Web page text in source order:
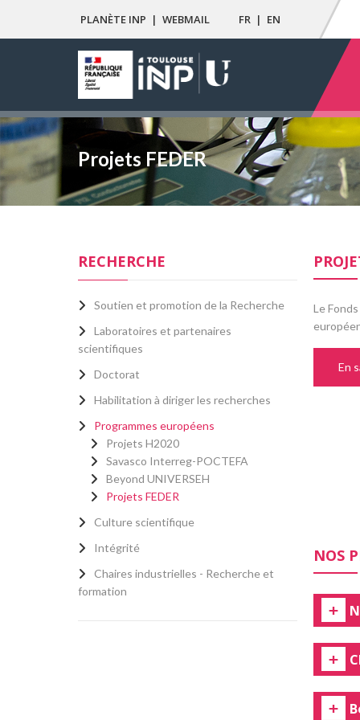
PLANÈTE INP | WEBMAIL FR | EN
Projets FEDER
Le
En
NOS
RECHERCHE
Soutien et promotion de la Recherche
Laboratoires et partenaires
scientifiques
Doctorat
Habilitation à diriger les recherches
Programmes européens
Projets H2020
Savasco Interreg-POCTEFA
Beyond UNIVERSEH
Projets FEDER
Culture scientifique
Intégrité
Chaires industrielles - Recherche et
formation